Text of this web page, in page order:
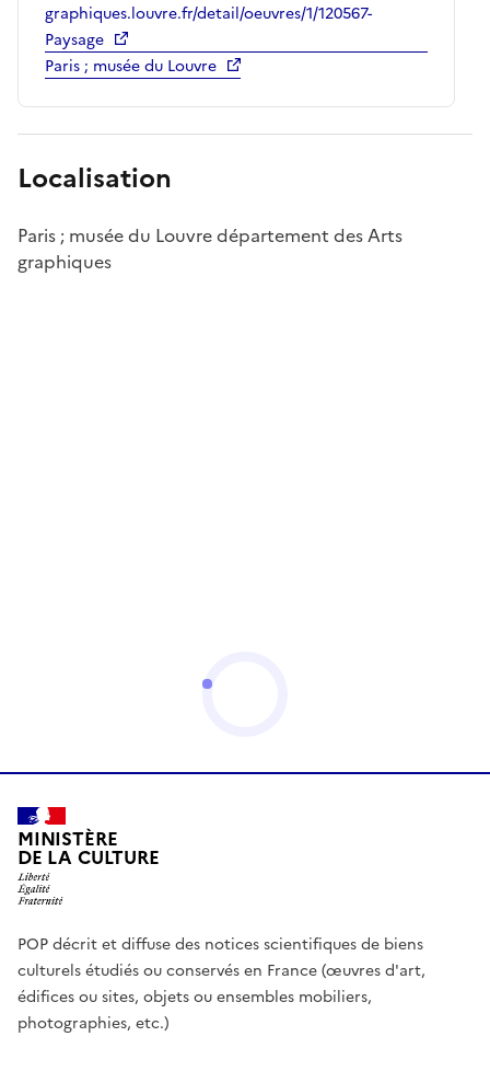
graphiques.louvre.fr/detail/oeuvres/1/120567-
Paysage
Paris ; musée du Louvre
Localisation
Paris ; musée du Louvre département des Arts
graphiques
MINISTÈRE
DE LA CULTURE
POP décrit et diffuse des notices scientifiques de biens
culturels étudiés ou conservés en France (œuvres d'art,
édifices ou sites, objets ou ensembles mobiliers,
photographies, etc.)